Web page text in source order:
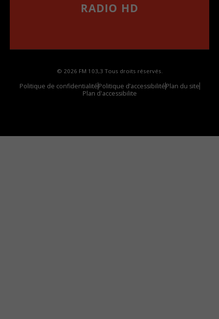
RADIO HD
© 2026 FM 103,3 Tous droits réservés.
Politique de confidentialitéPolitique d’accessibilitéPlan du site
Plan d'accessibilite